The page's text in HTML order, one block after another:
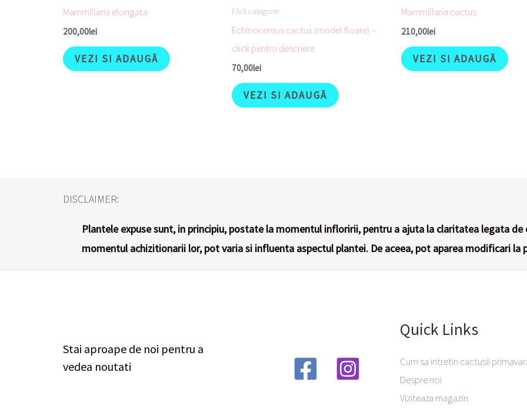
Mammillaria elongata
200,00lei
VEZI SI ADAUGĂ
Fără categorie
Echinocereus cactus (model floare) –
click pentru descriere
70,00lei
VEZI SI ADAUGĂ
Mammillaria cactus
210,00lei
VEZI SI ADAUGĂ
DISCLAIMER:
Plantele expuse sunt, in principiu, postate la momentul infloririi, pentru a ajuta la claritatea legata
momentul achizitionarii lor, pot varia si influenta aspectul plantei. De aceea, pot aparea modificari la
Stai aproape de noi pentru a
vedea noutati
Quick Links
Cum sa intretin cactusii
Despre noi
Viziteaza magazin